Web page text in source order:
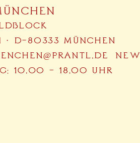
· D-80333 MÜNCHEN
10.00 – 18.00 UHR